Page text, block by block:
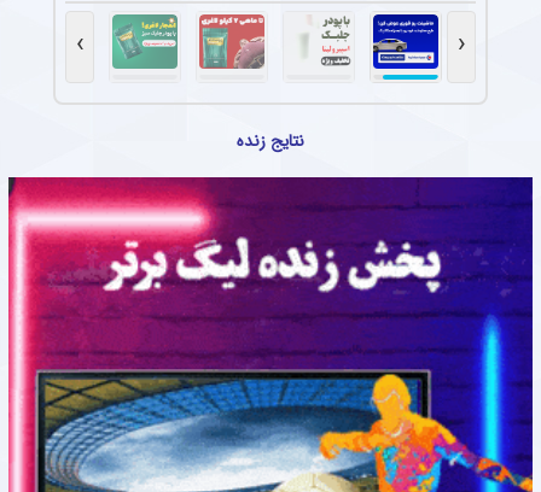
‹
›
نتایج زنده